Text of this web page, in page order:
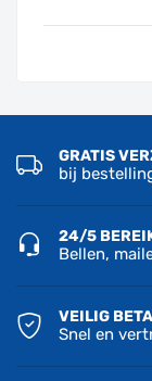
GRATIS
bij
24/5
Bellen,
VEILIG
Snel en